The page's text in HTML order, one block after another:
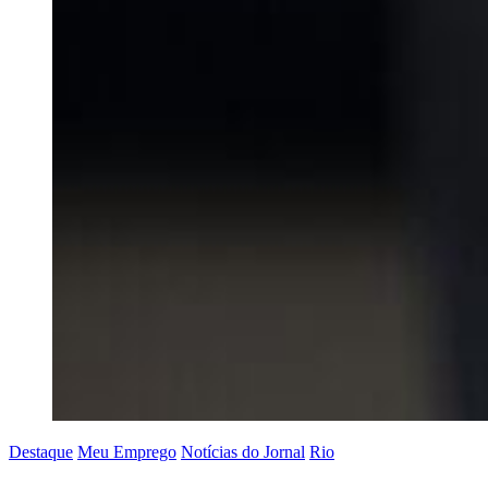
Destaque Meu Emprego Notícias do Jornal Rio